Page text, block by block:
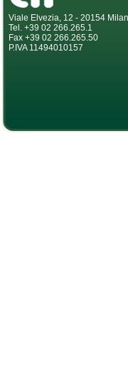
Viale Elvezia, 12 - 20154
Tel. +39 02 266.265.1
Fax +39 02 266.265.50
P.IVA 11494010157